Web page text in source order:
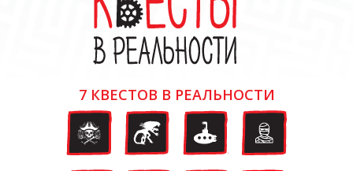
7 КВЕСТОВ В РЕАЛЬНОСТИ